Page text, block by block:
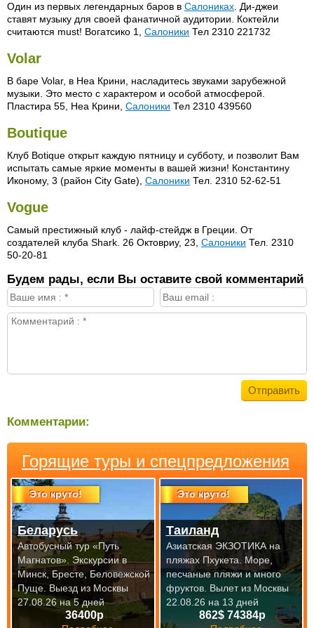
Один из первых легендарных баров в Салониках . Ди-джеи
ставят музыку для своей фанатичной аудитории. Коктейли
считаются must! Вогатсико 1, Салоники Тел 2310 221732
Volar
В баре Volar, в Неа Крини, насладитесь звуками зарубежной
музыки. Это место с характером и особой атмосферой.
Пластира 55, Неа Крини, Салоники Тел 2310 439560
Boutique
Клуб Botique открыт каждую пятницу и субботу, и позволит Вам
испытать самые яркие моменты в вашей жизни! Константину
Иконому, 3 (район City Gate), Салоники Тел. 2310 52-62-51
Vogue
Самый престижный клуб - лайф-стейдж в Греции. От
создателей клуба Shark. 26 Октовриу, 23, Салоники Тел. 2310
50-20-81
Будем рады, если Вы оставите свой комментарий
Комментарии:
Горящие туры и спецпредложения
Это круто!
36400р
Беларусь
Автобусный тур «Путь
Магнатов». Экскурсии в
Минск, Бресте, Беловежской
Пуще. Выезд из Москвы
27.08.26 на 5 дней
Это круто!
862$ 74384р
Таиланд
Азиатская ЭКЗОТИКА на
пляжах Пхукета. Море,
песчаные пляжи и много
фруктов. Вылет из Москвы
22.08.26 на 13 дней